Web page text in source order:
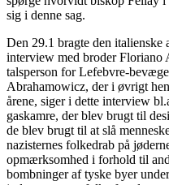
sig i denne sag.
Den 29.1 bragte den italienske
interview med broderFloriano
talsperson for Lefebvre-
Abrahamowicz, der i øvrigt
årene, siger i dette interview
gaskamre, der blev brugt til
de blev brugt til at slå
nazisternes folkedrab på
opmærksomhed i forhold til
bombninger af tyske byer